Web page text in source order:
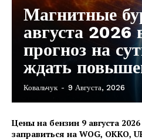
Магнитные
августа 2026
прогноз на
ждать
Ковальчук - 9 Августа, 2026
Цены на бензин 9 августа
заправиться на WOG, OKKO,